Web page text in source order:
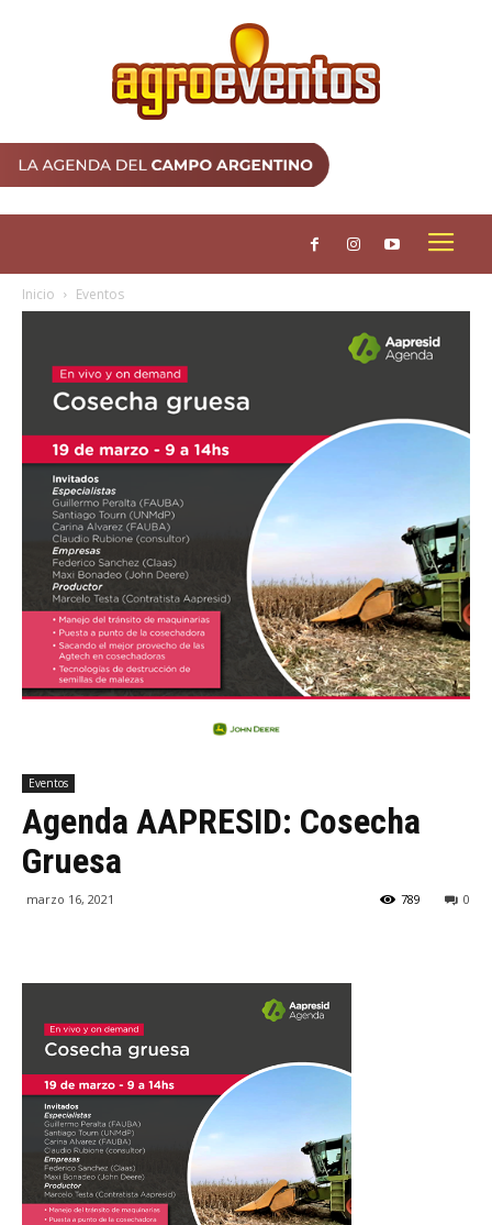
Inicio Eventos
Eventos
Agenda AAPRESID: Cosecha
Gruesa
marzo 16, 2021 0
789